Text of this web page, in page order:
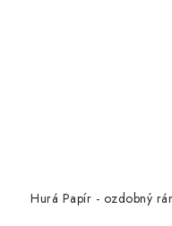
Hurá Papír - ozdobný